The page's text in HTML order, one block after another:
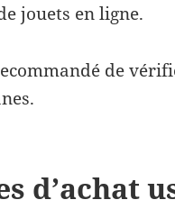
jouets en ligne.
de
d’achat